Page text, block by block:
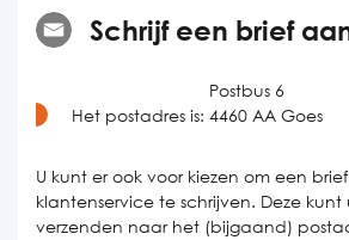
Schrijf een brief
Het postadres is:
Postbus 6
4460 AA Goes
U kunt er ook voor kiezen om een
klantenservice te schrijven. Deze kunt
verzenden naar het (bijgaand)